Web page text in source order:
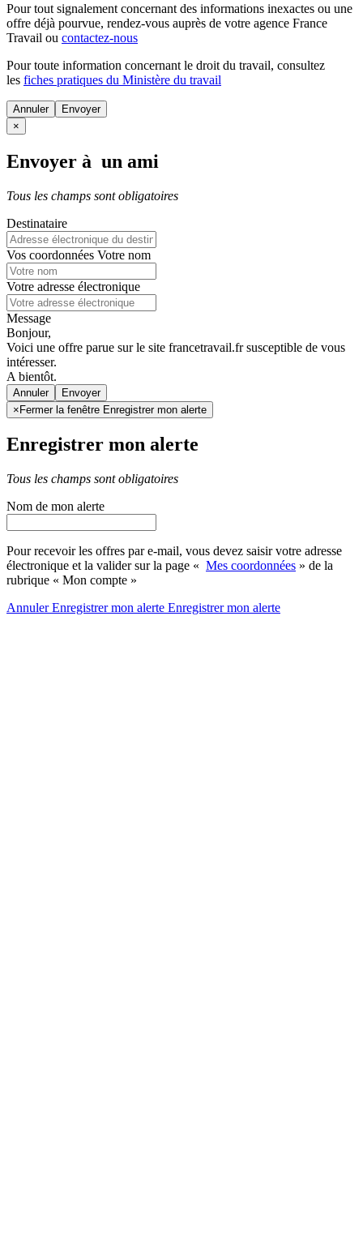
Pour tout signalement concernant des informations inexactes ou une
offre déjà pourvue, rendez-vous auprès de votre agence France
Travail ou contactez-nous
Pour toute information concernant le droit du travail, consultez
les fiches pratiques du Ministère du travail
Annuler
×
Envoyer à un ami
Tous les champs sont obligatoires
Destinataire
Vos coordonnées Votre nom
Votre adresse électronique
Message
Bonjour,
Voici une offre parue sur le site francetravail.fr susceptible de vous
intéresser.
A bientôt.
Annuler
×Fermer la fenêtre Enregistrer mon alerte
Enregistrer mon alerte
Tous les champs sont obligatoires
Nom de mon alerte
Pour recevoir les offres par e-mail, vous devez saisir votre adresse
électronique et la valider sur la page « Mes coordonnées » de la
rubrique « Mon compte »
AnnulerEnregistrer mon alerte Enregistrermon alerte